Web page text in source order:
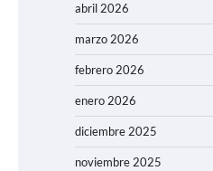
abril 2026
marzo 2026
febrero 2026
enero 2026
diciembre 2025
noviembre 2025